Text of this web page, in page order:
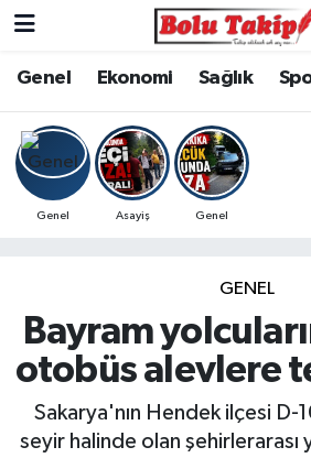
Genel Ekonomi Sağlık
Genel Asayiş Genel
GENEL
Bayram
otobüs alevlere
Sakarya'nın Hendek ilçesi D-
seyir halinde olan